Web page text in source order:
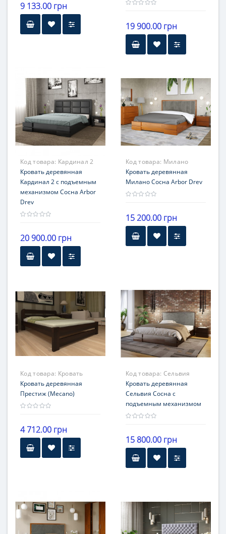
9 133.00 грн
19 900.00 грн
Код товара: Кардинал 2
Кровать деревянная
Кардинал 2 с подъемным
механизмом Сосна Arbor
Drev
20 900.00 грн
Код товара: Милано
Кровать деревянная
Милано Сосна Arbor Drev
15 200.00 грн
Код товара: Кровать
Престиж
Кровать деревянная
Престиж (Mecano)
4 712.00 грн
Код товара: Сельвия
Кровать деревянная
Сельвия Сосна с
подъемным механизмом
15 800.00 грн